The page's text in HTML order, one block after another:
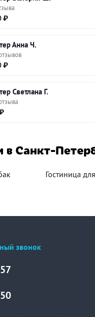
₽
Анна Ч.
₽
Светлана Г.
в Санкт-
Гостиница
звонок